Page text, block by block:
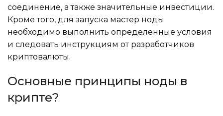
соединение, а также значительные инвестиции.
Кроме того, для запуска мастер ноды
необходимо выполнить определенные условия
и следовать инструкциям от разработчиков
криптовалюты.
Основные принципы ноды в
крипте?